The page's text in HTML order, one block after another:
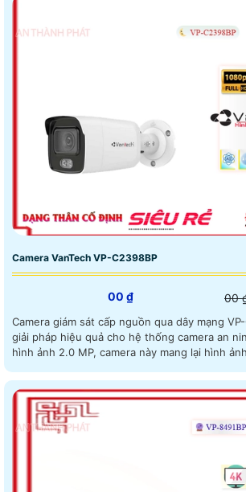
Camera VanTech VP-C2398BP
00 ₫ 00
Camera giám sát cấp nguồn qua dây mạng
giải pháp hiệu quả cho hệ thống camera an ninh. Với chất
hình ảnh 2.0 MP, camera này mang lại hình